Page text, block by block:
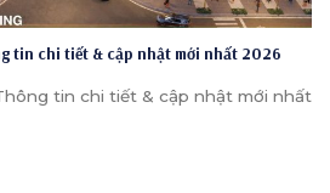
tin chi tiết & cập nhật mới nhất 2026
tin chi tiết & cập nhật mới nhất